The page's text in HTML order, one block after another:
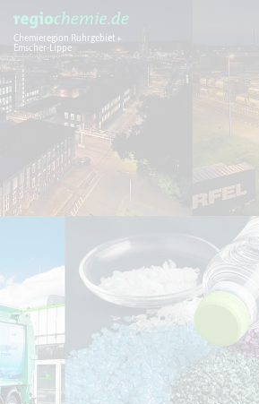
Chemieregion Ruhrgebiet +
Emscher-Lippe
Chemieregion
Aktuelles + Service